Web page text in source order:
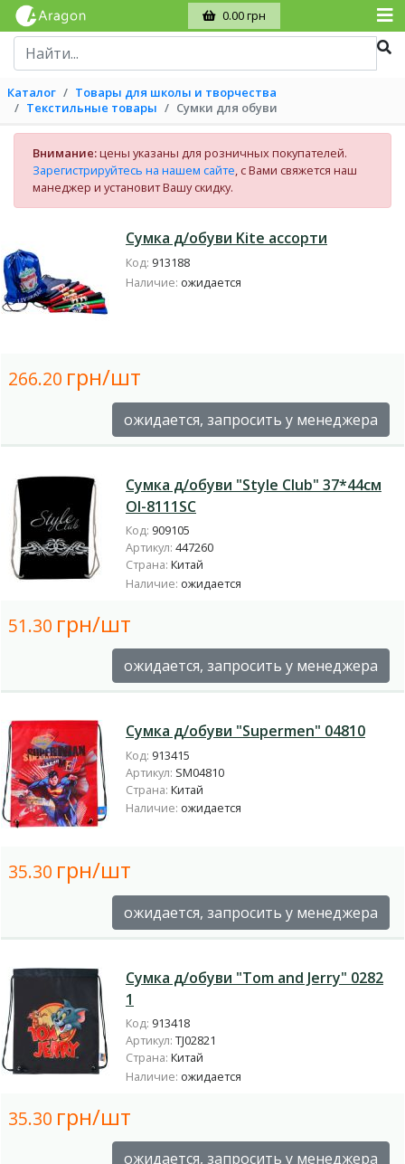
0.00 грн
Каталог
Товары для школы и творчества
Текстильные товары
Сумки для обуви
Внимание:цены указаны для розничных покупателей.
Зарегистрируйтесь на нашем сайте, с Вами свяжется наш
манеджер и установит Вашу скидку.
Сумка д/обуви Kite ассорти
Код: 913188
Наличие: ожидается
266.20 грн/шт
ожидается, запросить у менеджера
Сумка д/обуви "Style Club" 37*44см
Ol-8111SC
Код: 909105
Артикул: 447260
Страна: Китай
Наличие: ожидается
51.30 грн/шт
ожидается, запросить у менеджера
Сумка д/обуви "Supermen" 04810
Код: 913415
Артикул: SM04810
Страна: Китай
Наличие: ожидается
35.30 грн/шт
ожидается, запросить у менеджера
Сумка д/обуви "Tom and Jerry" 0282
1
Код: 913418
Артикул: TJ02821
Страна: Китай
Наличие: ожидается
35.30 грн/шт
ожидается, запросить у менеджера